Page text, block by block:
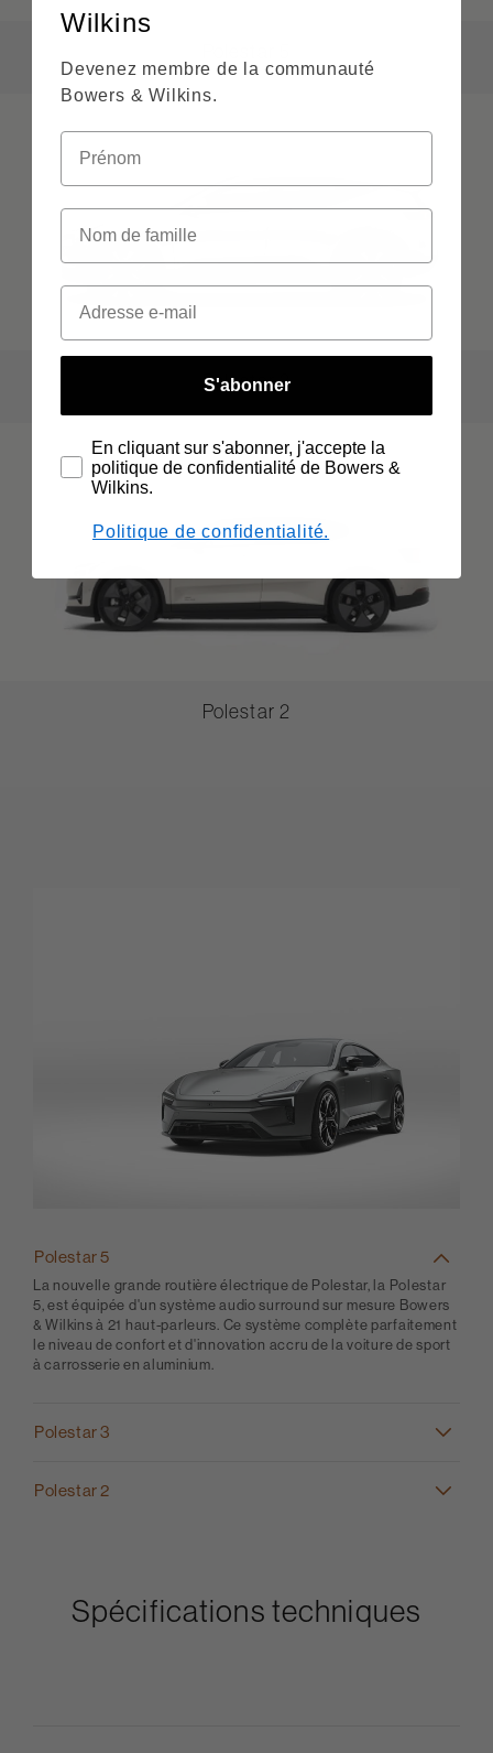
Polestar 3
Polestar 2
Polestar 5
La nouvelle grande routière électrique de Polestar, la Polestar
5, est équipée d'un système audio surround sur mesure Bowers
& Wilkins à 21 haut-parleurs. Ce système complète parfaitement
le niveau de confort et d'innovation accru de la voiture de sport
à carrosserie en aluminium.
Polestar 3
Polestar 2
Spécifications techniques
Wilkins
Devenez membre de la communauté
Bowers & Wilkins.
S'abonner
En cliquant sur s'abonner, j'accepte la
politique de confidentialité de Bowers &
Wilkins.
Politique de confidentialité.